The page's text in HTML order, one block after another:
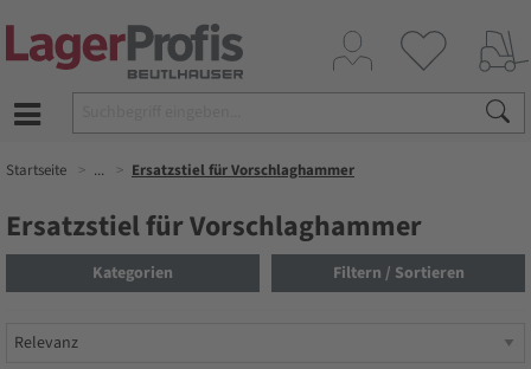
Startseite ... Ersatzstiel für Vorschlaghammer
Ersatzstiel für Vorschlaghammer
Kategorien Filtern / Sortieren